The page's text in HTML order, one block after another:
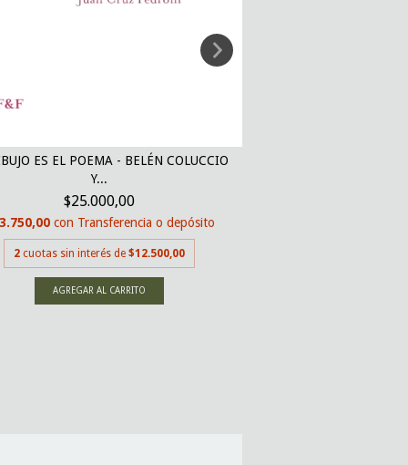
ES EL POEMA - BELÉN COLUCCIO
Y...
$25.000,00
con Transferencia o depósito
2 cuotas sin interés de$12.500,00